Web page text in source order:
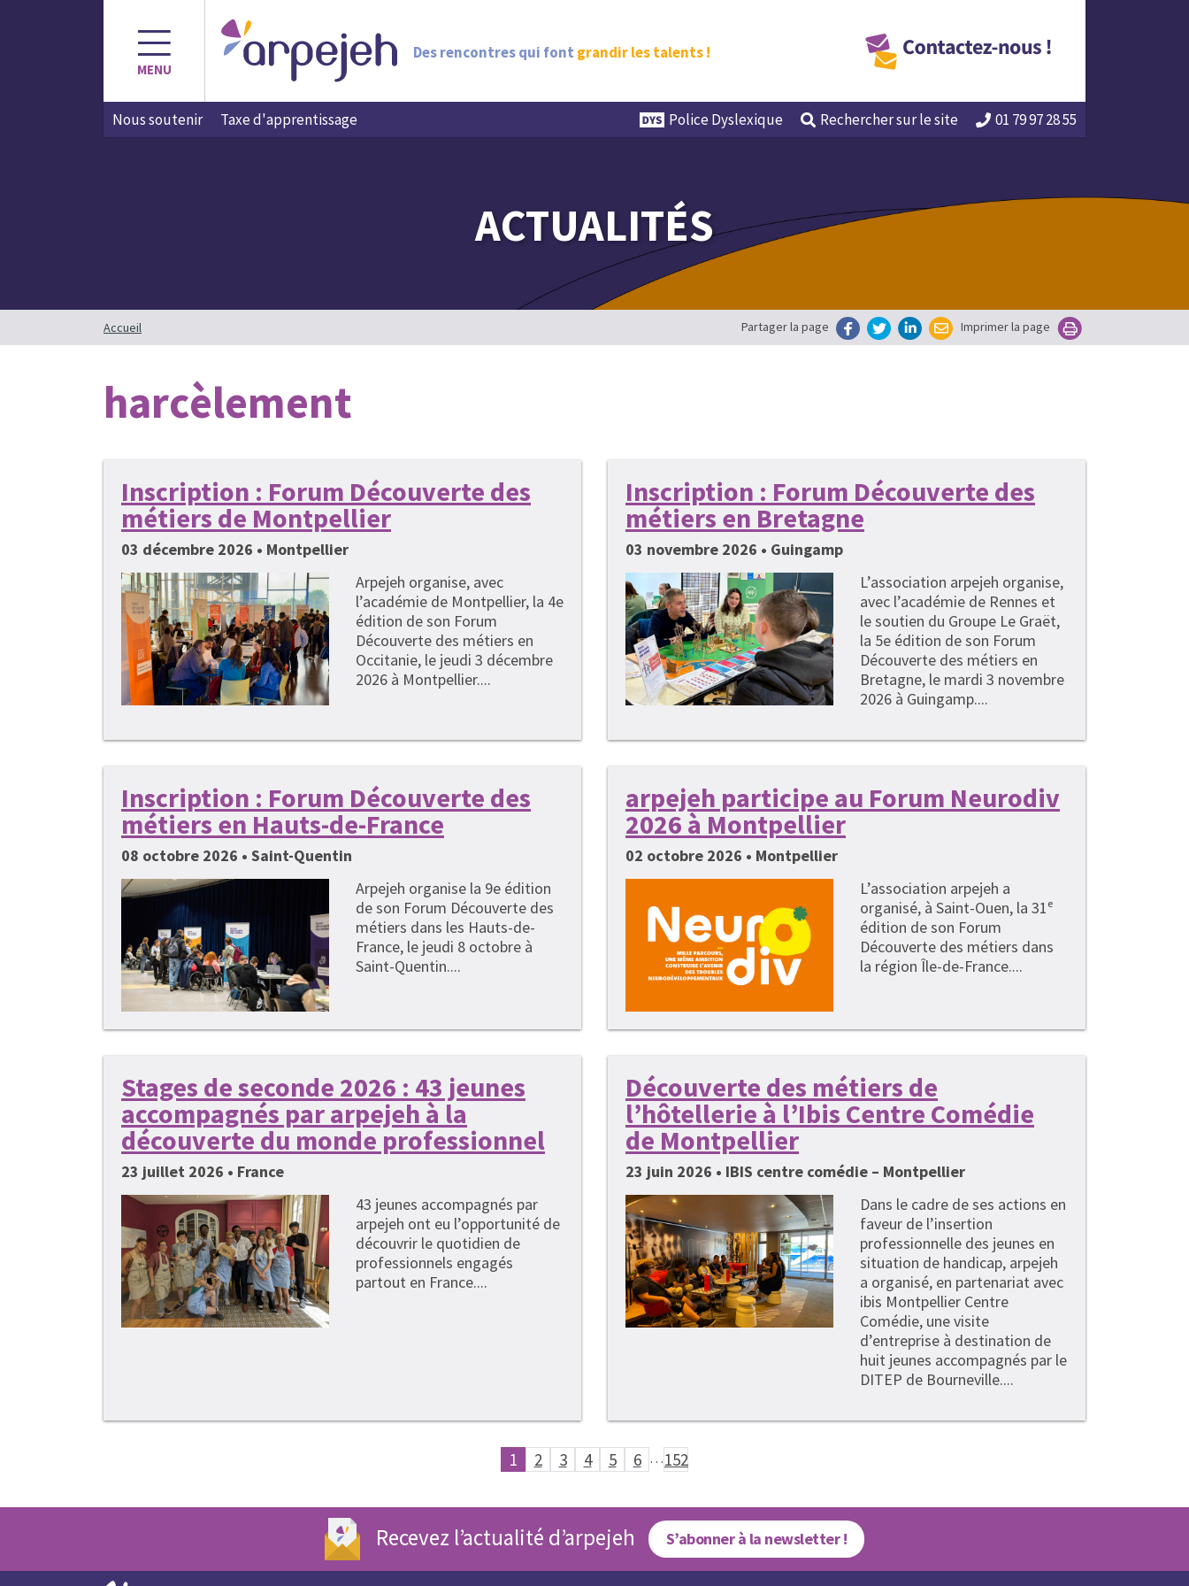
MENU
Des rencontres qui font grandir les talents !
Nous soutenir Taxe d'apprentissage Police Dyslexique Recherchersur le site 01 79 97 28 55
ACTUALITÉS
Accueil Partager la page Imprimer la page
harcèlement
Inscription : Forum Découverte des
métiers de Montpellier
03 décembre 2026 • Montpellier
Arpejeh organise, avec
l’académie de Montpellier, la 4e
édition de son Forum
Découverte des métiers en
Occitanie, le jeudi 3 décembre
2026 à Montpellier....
Inscription : Forum Découverte des
métiers en Bretagne
03 novembre 2026 • Guingamp
L’association arpejeh organise,
avec l’académie de Rennes et
le soutien du Groupe Le Graët,
la 5e édition de son Forum
Découverte des métiers en
Bretagne, le mardi 3 novembre
2026 à Guingamp....
Inscription : Forum Découverte des
métiers en Hauts-de-France
08 octobre 2026 • Saint-Quentin
Arpejeh organise la 9e édition
de son Forum Découverte des
métiers dans les Hauts-de-
France, le jeudi 8 octobre à
Saint-Quentin....
arpejeh participe au Forum Neurodiv
2026 à Montpellier
02 octobre 2026 • Montpellier
L’association arpejeh a
organisé, à Saint-Ouen, la 31ᵉ
édition de son Forum
Découverte des métiers dans
la région Île-de-France....
Stages de seconde 2026 : 43 jeunes
accompagnés par arpejeh à la
découverte du monde professionnel
23 juillet 2026 • France
43 jeunes accompagnés par
arpejeh ont eu l’opportunité de
découvrir le quotidien de
professionnels engagés
partout en France....
Découverte des métiers de
l’hôtellerie à l’Ibis Centre Comédie
de Montpellier
23 juin 2026 • IBIS centre comédie – Montpellier
Dans le cadre de ses actions en
faveur de l’insertion
professionnelle des jeunes en
situation de handicap, arpejeh
a organisé, en partenariat avec
ibis Montpellier Centre
Comédie, une visite
d’entreprise à destination de
huit jeunes accompagnés par le
DITEP de Bourneville....
1 2 3 4 5 6 …152
Recevez l’actualité d’arpejeh S’abonner à la newsletter !